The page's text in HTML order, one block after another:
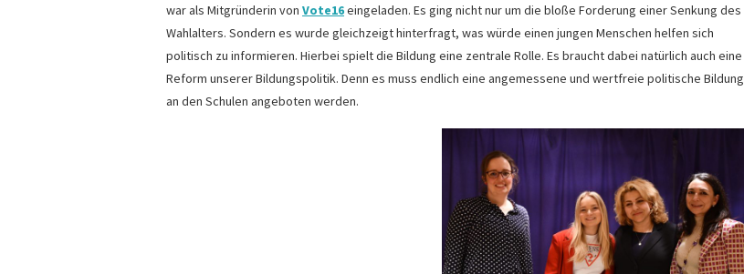
war als Mitgründerin von Vote16eingeladen. Es ging nicht nur um die bloße Forderung einer Senkung des
Wahlalters. Sondern es wurde gleichzeigt hinterfragt, was würde einen jungen Menschen helfen sich
politisch zu informieren. Hierbei spielt die Bildung eine zentrale Rolle. Es braucht dabei natürlich auch eine
Reform unserer Bildungspolitik. Denn es muss endlich eine angemessene und wertfreie politische Bildung
an den Schulen angeboten werden.